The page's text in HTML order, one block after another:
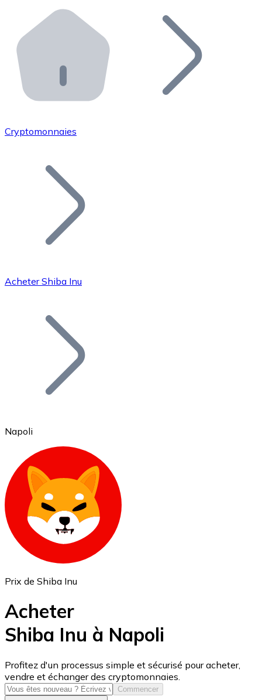
Distributeurs automatiques Bitnovo
Intégrez un ATM Bitnovo dans votre entreprise et
API Bitnovo
Intégrez notre API dans votre écosystème.
Rejoignez notre réseau de distributeurs et
Ajoutez le token de votre projet à notre service
Bitcoin
Ethereum
ETH
USD Coin
USDC
Cryptomonnaies
Acheter Shiba Inu
Napoli
Prix de Shiba Inu
Acheter
Shiba Inu à Napoli
Profitez d'un processus simple et sécurisé pour acheter,
vendre et échanger des cryptomonnaies.
Commencer